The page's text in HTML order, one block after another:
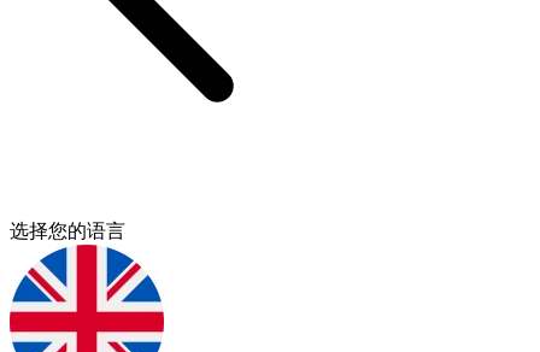
选择您的语言